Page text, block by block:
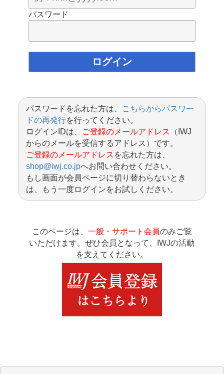
パスワード
パスワードを忘れた方は、
こちらからパスワー
ドの再発行を行ってください。
ログインIDは、
ご登録のメールアドレス
（IWJ
からのメールを受信するアドレス）です。
ご登録のメールアドレス を忘れた方は、
shop@iwj.co.jpへお問い合わせください。
もし画面が会員ページに切り替わらないとき
は、もう一度ログインをお試しください。
このページは、 一般・サポート会員のみご覧
いただけます。ぜひ会員となって、IWJの活動
を支えてください。